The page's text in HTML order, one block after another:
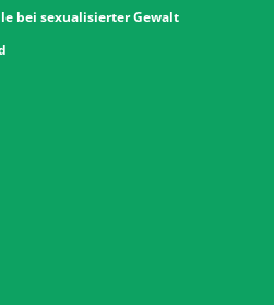
bei sexualisierter Gewalt